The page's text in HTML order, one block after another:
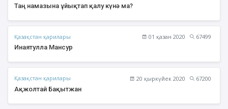
Таң намазына ұйықтап қалу күнә ма?
Қазақстан қарилары 01 қазан 2020
67499
Инаятулла Мансур
Қазақстан қарилары 20 қыркүйек 2020
67200
Ақжолтай Бақытжан